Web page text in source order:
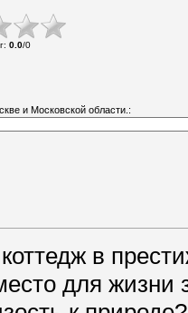
: 0.0/0
и Московской области.:
выбором для тех, кто ценит время и мобильность. Легкий доступ к основным магистралям позволяет без труда добраться до деловых центров, торговых комплексов, культурных и развлекательных учреждений Москвы, а также быстро перемещаться в другие направления. Не упустите возможность стать владельцем этого прекрасного коттеджа в одном из лучших коттеджных поселков Подмосковья! Это не просто дом, это инвестиция в ваше будущее, в качество жизни вашей семьи, в спокойствие и уверенность в завтрашнем дне. Представьте себе утро, когда вы просыпаетесь под пение птиц, наслаждаетесь чашкой кофе на собственной террасе, а затем легко и быстро добираетесь до работы. Вечером вас ждет уютный дом и возможность провести время с близкими в окружении природы. Звоните прямо сейчас, чтобы узнать подробности и договориться о просмотре! Не откладывайте свою мечту о загородной жизни на потом. Этот коттедж – ваш шанс обрести идеальное место для счастливой и комфортной жизни. Мы готовы ответить на все ваши вопросы и провести для вас индивидуальный показ, чтобы вы смогли лично оценить все преимущества этого уникального предложения. Продается коттедж в КП Кунцево-2. Продается уютный коттедж в престижном коттеджном поселке Кунцево-2! Ищете идеальное место для жизни за городом, где сочетаются комфорт, безопасность и близость к природе? Тогда этот коттедж в КП Кунцево-2 - именно то, что вам нужно! Здесь вы найдете: Просторный и светлый дом, построенный с использованием качественных материалов и продуманной планировкой. Каждый уголок этого дома наполнен светом и теплом, создавая атмосферу уюта и гармонии. Продуманная эргономика пространства позволяет максимально эффективно использовать каждый квадратный метр, обеспечивая комфортное проживание для всей семьи. Высококачественные строительные и отделочные материалы гарантируют долговечность и эстетическую привлекательность дома на долгие годы. Ухоженный участок, где можно наслаждаться свежим воздухом и проводить время с семьей и друзьями. Зеленый газон, зрелые деревья и продуманное ландшафтное оформление